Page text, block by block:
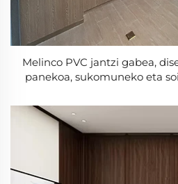
Melinco PVC jantzi gabea,
panekoa, sukomuneko eta